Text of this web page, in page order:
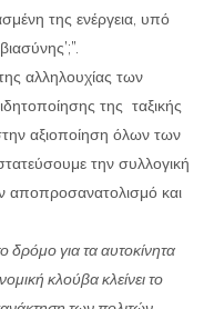
της ενέργεια, υπό
αλληλουχίας των
της ταξικής
αξιοποίηση όλων των
την συλλογική
αποπροσανατολισμό και
δρόμο για τα αυτοκίνητα
κλούβα κλείνει το